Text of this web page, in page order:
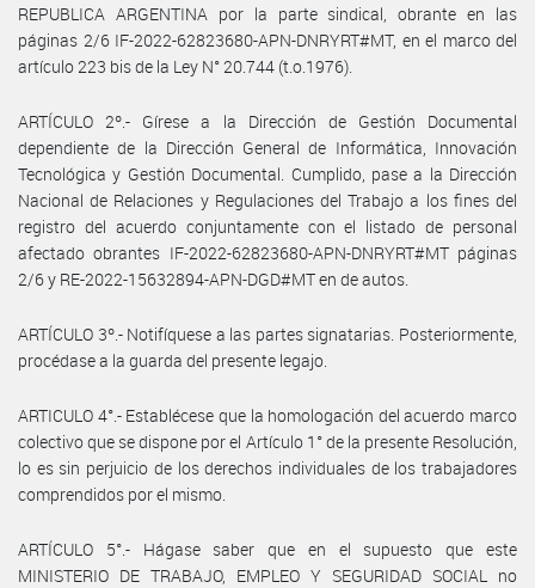
REPUBLICA ARGENTINA por la parte sindical, obrante en las
páginas 2/6 IF-2022-62823680-APN-DNRYRT#MT, en el marco del
artículo 223 bis de la Ley N° 20.744 (t.o.1976).
ARTÍCULO 2º.- Gírese a la Dirección de Gestión Documental
dependiente de la Dirección General de Informática, Innovación
Tecnológica y Gestión Documental. Cumplido, pase a la Dirección
Nacional de Relaciones y Regulaciones del Trabajo a los fines del
registro del acuerdo conjuntamente con el listado de personal
afectado obrantes IF-2022-62823680-APN-DNRYRT#MT páginas
2/6 y RE-2022-15632894-APN-DGD#MT en de autos.
ARTÍCULO 3º.- Notifíquese a las partes signatarias. Posteriormente,
procédase a la guarda del presente legajo.
ARTICULO 4°.- Establécese que la homologación del acuerdo marco
colectivo que se dispone por el Artículo 1° de la presente Resolución,
lo es sin perjuicio de los derechos individuales de los trabajadores
comprendidos por el mismo.
ARTÍCULO 5°.- Hágase saber que en el supuesto que este
MINISTERIO DE TRABAJO, EMPLEO Y SEGURIDAD SOCIAL no